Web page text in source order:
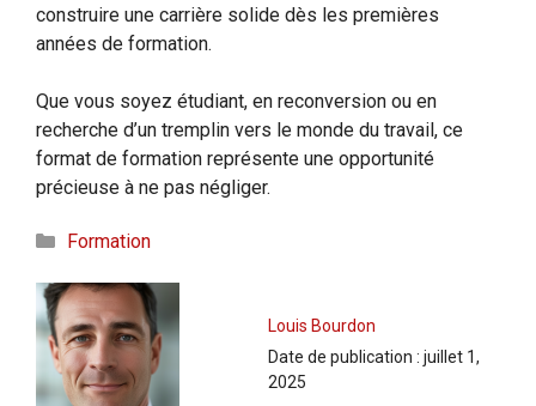
construire une carrière solide dès les premières
années de formation.
Que vous soyez étudiant, en reconversion ou en
recherche d’un tremplin vers le monde du travail, ce
format de formation représente une opportunité
précieuse à ne pas négliger.
Catégories
Formation
Louis Bourdon
Date de publication : juillet 1,
2025